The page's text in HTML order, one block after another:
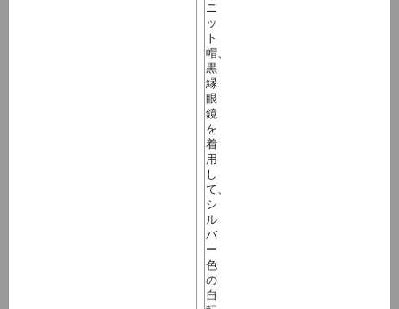
ニ
ッ
ト
帽、
黒
縁
眼
鏡
を
着
用
し
て、
シ
ル
バ
ー
色
の
自